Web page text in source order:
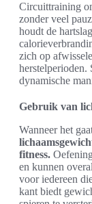
Circuittraining
zonder veel
houdt de
zich op
herstelperioden.
dynamische
Gebruik van
Wanneer het
fitness.
en kunnen
voor iedereen
kant biedt